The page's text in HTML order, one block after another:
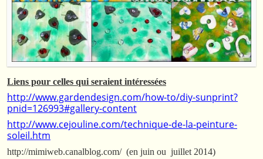
Liens pour celles qui seraient intéressées
http://www.gardendesign.com/how-to/diy-sunprint?
pnid=126993#gallery-content
http://www.cejouline.com/technique-de-la-peinture-
soleil.htm
http://mimiweb.canalblog.com/ (en juin ou juillet 2014)